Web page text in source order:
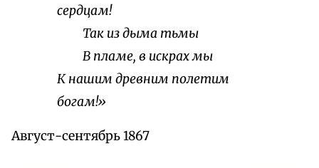
сердцам!
Так из дыма тьмы
В пламе, в искрах мы
К нашим древним полетим
богам!»
Август-сентябрь 1867